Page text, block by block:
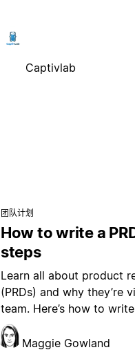
Captivlab
团队计划
How to write a
steps
Learn all about product
(PRDs) and why they’re
team. Here’s how to
Maggie Gowland